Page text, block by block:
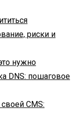
риски и
нужно
DNS: пошаговое
CMS: